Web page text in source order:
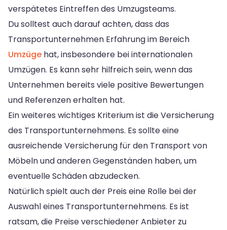
verspätetes Eintreffen des Umzugsteams.
Du solltest auch darauf achten, dass das
Transportunternehmen Erfahrung im Bereich
Umzüge hat, insbesondere bei internationalen
Umzügen. Es kann sehr hilfreich sein, wenn das
Unternehmen bereits viele positive Bewertungen
und Referenzen erhalten hat.
Ein weiteres wichtiges Kriterium ist die Versicherung
des Transportunternehmens. Es sollte eine
ausreichende Versicherung für den Transport von
Möbeln und anderen Gegenständen haben, um
eventuelle Schäden abzudecken.
Natürlich spielt auch der Preis eine Rolle bei der
Auswahl eines Transportunternehmens. Es ist
ratsam, die Preise verschiedener Anbieter zu